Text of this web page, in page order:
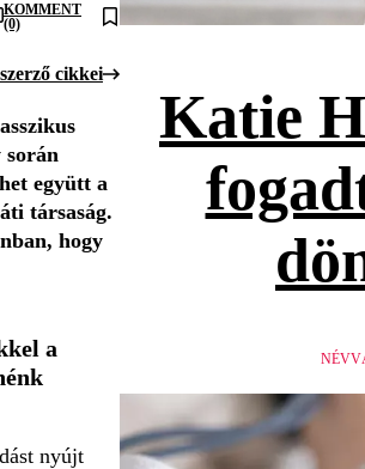
KOMMENT
(0)
cikkei
során
együtt a
társaság.
hogy
a
nyújt
Katie